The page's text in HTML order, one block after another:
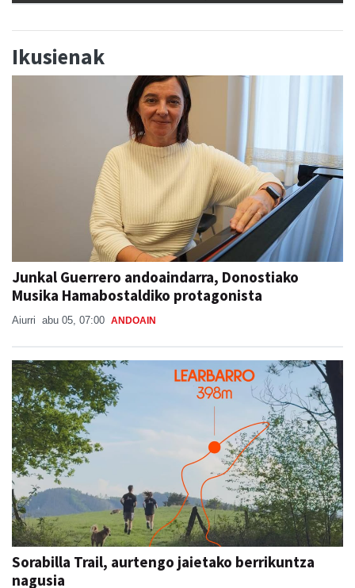
Ikusienak
Junkal Guerrero andoaindarra, Donostiako
Musika Hamabostaldiko protagonista
Aiurri abu 05, 07:00 ANDOAIN
Sorabilla Trail, aurtengo jaietako berrikuntza
nagusia